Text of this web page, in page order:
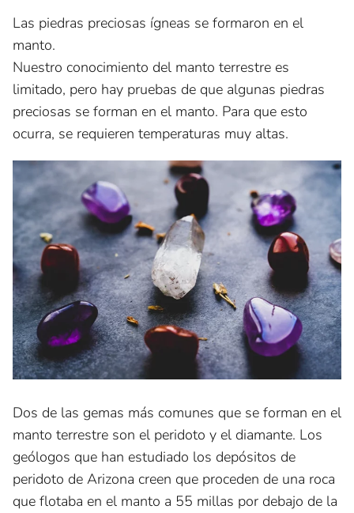
Las piedras preciosas ígneas se formaron en el
manto.
Nuestro conocimiento del manto terrestre es
limitado, pero hay pruebas de que algunas piedras
preciosas se forman en el manto. Para que esto
ocurra, se requieren temperaturas muy altas.
Dos de las gemas más comunes que se forman en el
manto terrestre son el peridoto y el diamante. Los
geólogos que han estudiado los depósitos de
peridoto de Arizona creen que proceden de una roca
que flotaba en el manto a 55 millas por debajo de la